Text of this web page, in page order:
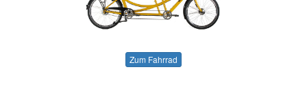
Zum Fahrrad